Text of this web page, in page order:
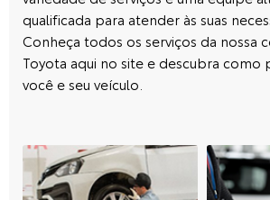
qualificada para atender às suas
Conheça todos os serviços da nossa
Toyota aqui no site e descubra como
você e seu veículo.